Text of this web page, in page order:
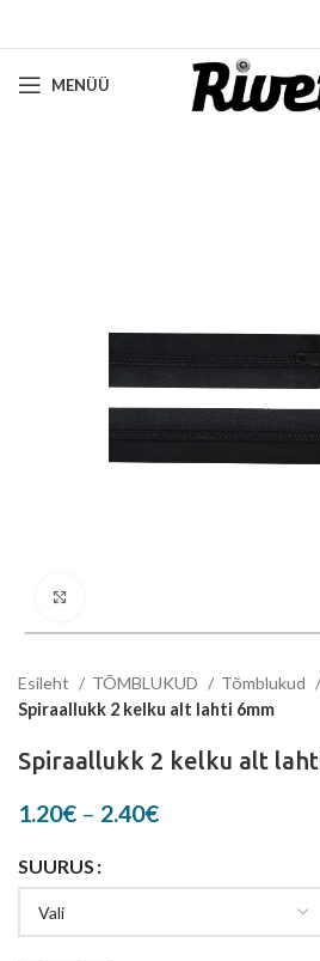
MENÜÜ
Esileht TÕMBLUKUD
Tõmblukud
Spiraallukk 2 kelku alt lahti 6mm
Spiraallukk 2 kelku alt
1.20€ – 2.40€Price
through
SUURUS